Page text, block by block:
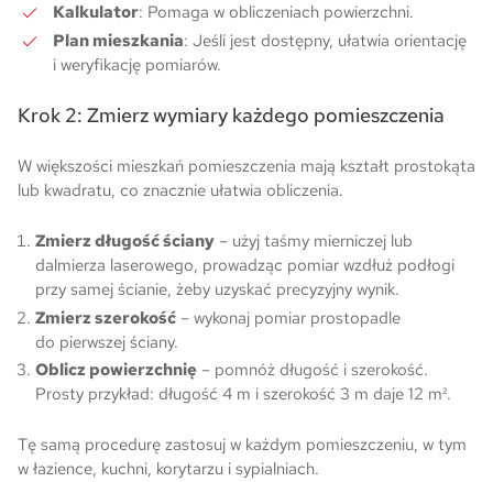
Kalkulator: Pomaga w obliczeniach powierzchni.
Plan mieszkania: Jeśli jest dostępny, ułatwia orientację
i weryfikację pomiarów.
Krok 2: Zmierz wymiary każdego pomieszczenia
W większości mieszkań pomieszczenia mają kształt prostokąta
lub kwadratu, co znacznie ułatwia obliczenia.
Zmierz długość ściany – użyj taśmy mierniczej lub
dalmierza laserowego, prowadząc pomiar wzdłuż podłogi
przy samej ścianie, żeby uzyskać precyzyjny wynik.
Zmierz szerokość – wykonaj pomiar prostopadle
do pierwszej ściany.
Oblicz powierzchnię – pomnóż długość i szerokość.
Prosty przykład: długość 4 m i szerokość 3 m daje 12 m².
Tę samą procedurę zastosuj w każdym pomieszczeniu, w tym
w łazience, kuchni, korytarzu i sypialniach.